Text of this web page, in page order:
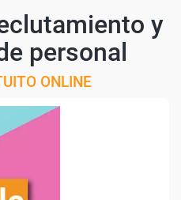
y
personal
ONLINE